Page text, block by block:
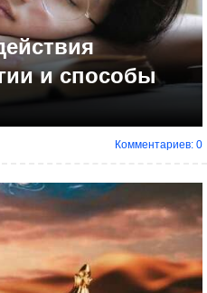
и способы
Комментариев: 0